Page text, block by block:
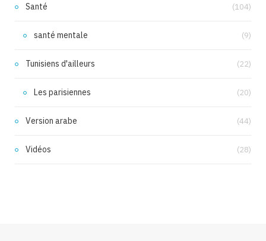
Santé (104)
santé mentale (9)
Tunisiens d'ailleurs (22)
Les parisiennes (20)
Version arabe (44)
Vidéos (28)